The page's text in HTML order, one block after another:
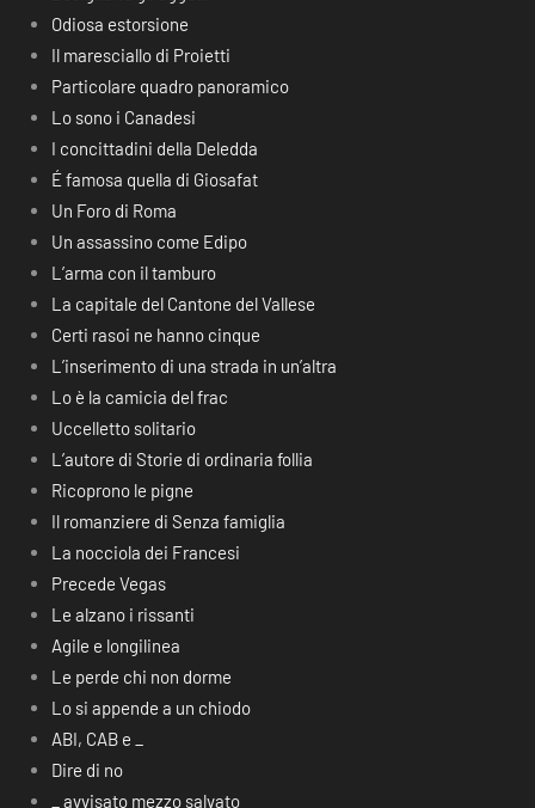
Odiosa estorsione
Il maresciallo di Proietti
Particolare quadro panoramico
Lo sono i Canadesi
I concittadini della Deledda
É famosa quella di Giosafat
Un Foro di Roma
Un assassino come Edipo
L’arma con il tamburo
La capitale del Cantone del Vallese
Certi rasoi ne hanno cinque
L’inserimento di una strada in un’altra
Lo è la camicia del frac
Uccelletto solitario
L’autore di Storie di ordinaria follia
Ricoprono le pigne
Il romanziere di Senza famiglia
La nocciola dei Francesi
Precede Vegas
Le alzano i rissanti
Agile e longilinea
Le perde chi non dorme
Lo si appende a un chiodo
ABI, CAB e _
Dire di no
_ avvisato mezzo salvato